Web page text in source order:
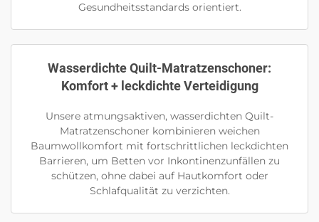
Gesundheitsstandards orientiert.
Wasserdichte Quilt-Matratzenschoner:
Komfort + leckdichte Verteidigung
Unsere atmungsaktiven, wasserdichten Quilt-
Matratzenschoner kombinieren weichen
Baumwollkomfort mit fortschrittlichen leckdichten
Barrieren, um Betten vor Inkontinenzunfällen zu
schützen, ohne dabei auf Hautkomfort oder
Schlafqualität zu verzichten.